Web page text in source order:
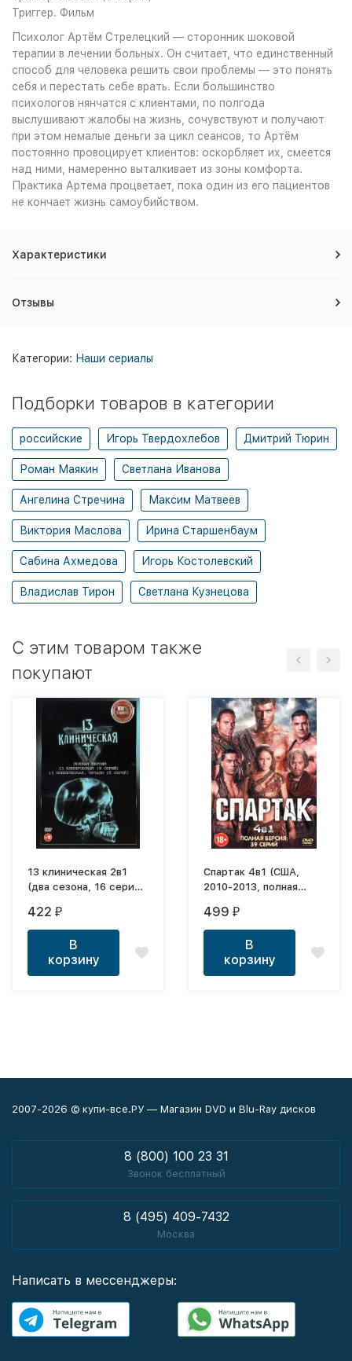
Триггер. Фильм
Психолог Артём Стрелецкий — сторонник шоковой
терапии в лечении больных. Он считает, что единственный
способ для человека решить свои проблемы — это понять
себя и перестать себе врать. Если большинство
психологов нянчатся с клиентами, по полгода
выслушивают жалобы на жизнь, сочувствуют и получают
при этом немалые деньги за цикл сеансов, то Артём
постоянно провоцирует клиентов: оскорбляет их, смеется
над ними, намеренно выталкивает из зоны комфорта.
Практика Артема процветает, пока один из его пациентов
не кончает жизнь самоубийством.
Характеристики
Отзывы
Категории: Наши сериалы
Подборки товаров в категории
российские Игорь Твердохлебов Дмитрий Тюрин
Роман Маякин Светлана Иванова
Ангелина Стречина Максим Матвеев
Виктория Маслова Ирина Старшенбаум
Сабина Ахмедова Игорь Костолевский
Владислав Тирон Светлана Кузнецова
C этим товаром также
покупают
13 клиническая 2в1
(два сезона, 16 серий,
422 ₽
В
корзину
Спартак 4в1 (США,
2010-2013, полная
серий)
499 ₽
В
корзину
2007-2026 © купи-все.РУ — Магазин DVD и Blu-Ray дисков
8 (800) 100 23 31
Звонок бесплатный
8 (495) 409-7432
Москва
Написать в мессенджеры: